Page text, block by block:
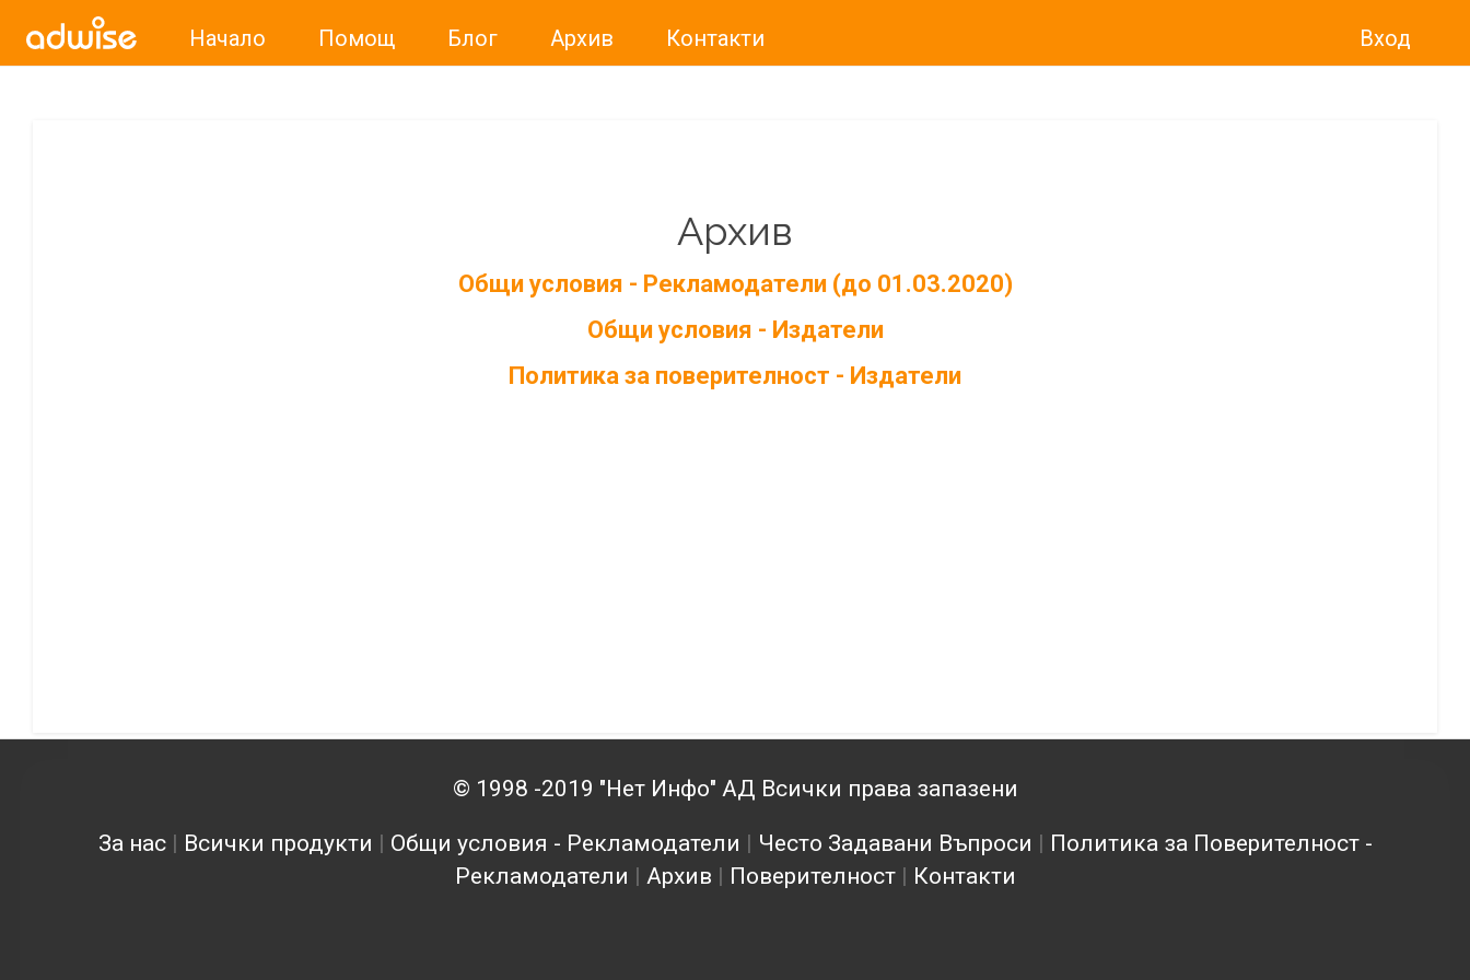
Начало Помощ Блог Архив Контакти Вход
Архив
Общи условия - Рекламодатели (до 01.03.2020)
Общи условия - Издатели
Политика за поверителност - Издатели
© 1998 -2019 "Нет Инфо" АД Всички права запазени
За нас| Всички продукти | Общи условия - Рекламодатели | Често Задавани Въпроси | Политика за Поверителност -
Рекламодатели | Архив | Поверителност| Контакти